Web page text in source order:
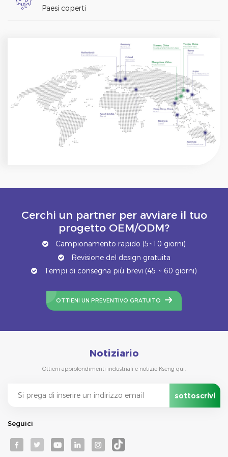
Paesi coperti
Cerchi un partner per avviare il tuo
progetto OEM/ODM?
Campionamento rapido (5~10 giorni)
Revisione del design gratuita
Tempi di consegna più brevi (45 ~ 60 giorni)
OTTIENI UN PREVENTIVO GRATUITO
Notiziario
Ottieni approfondimenti industriali e notizie Kseng qui.
Seguici